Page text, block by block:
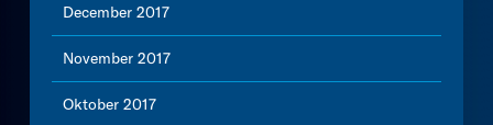
December 2017
November 2017
Oktober 2017